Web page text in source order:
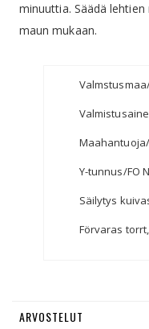
minuuttia. Säädä
maun mukaan.
Y-tunnus/FO
Säilytys
Förvaras
ARVOSTELUT